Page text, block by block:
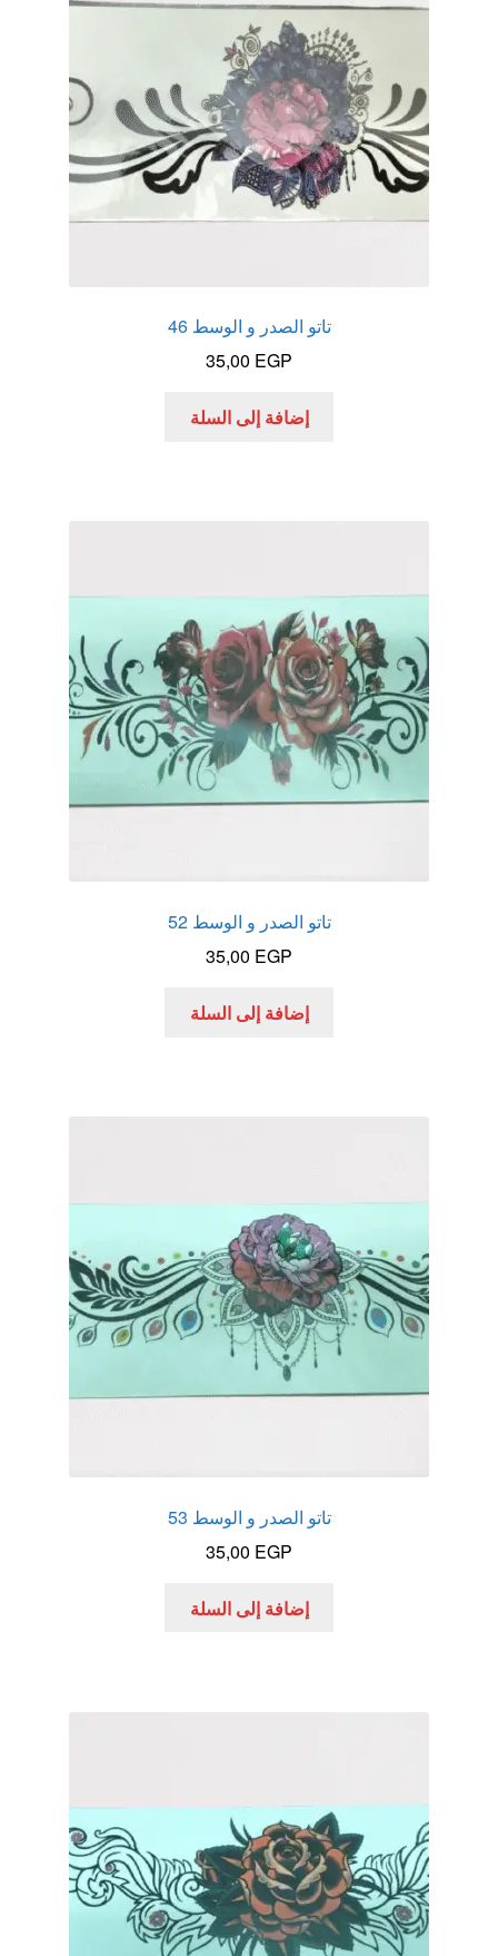
العاب زوجية
المتجر
تاتوهات مثيره
زيوت مساج و نكهات للمداعبه
كاندم سيليكون
لانجيري مثير
منتجات الانتصاب
منتجات خاصة بالزوجة
منتجات لاثارة الزوجه
تاتو الصدر و الوسط 46
35,00 EGP
إضافة إلى السلة
تاتو الصدر و الوسط 52
35,00 EGP
إضافة إلى السلة
تاتو الصدر و الوسط 53
35,00 EGP
إضافة إلى السلة